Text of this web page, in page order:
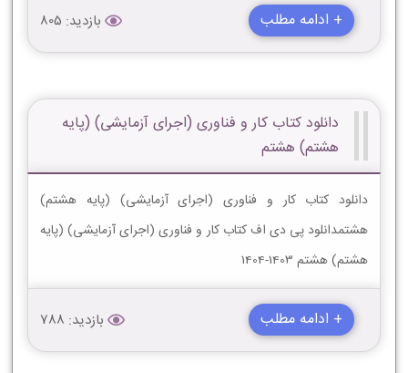
+ ادامه مطلب بازدید: 805
دانلود کتاب کار و فناوری (اجرای آزمایشی) (پایه
هشتم) هشتم
دانلود کتاب کار و فناوری (اجرای آزمایشی) (پایه هشتم)
هشتمدانلود پی دی اف کتاب کار و فناوری (اجرای آزمایشی) (پایه
هشتم) هشتم 1403-1404
+ ادامه مطلب بازدید: 788